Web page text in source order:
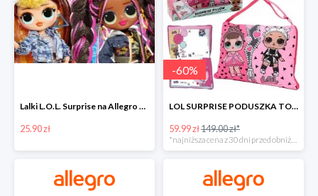
Lalki L.O.L. Surprise na Allegro w super cenach od 25,90 zł
25.90 zł
-60%
LOL SURPRISE PODUSZKA TOREBKA SEKRETNY SCHOWEK MP3 -59%
59.99 zł149.00 zł*
*najniższa cena z 30 dni przed obniżką